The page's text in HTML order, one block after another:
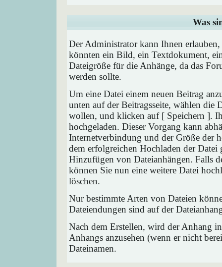
Was
Der Administrator kann Ihnen
könnten ein Bild, ein Textdokument,
Dateigröße für die Anhänge, da das
werden sollte.
Um eine Datei einem neuen Beitrag
unten auf der Beitragsseite, wählen
wollen, und klicken auf [ Speichern ].
hochgeladen. Dieser Vorgang kann
Internetverbindung und der Größe der
dem erfolgreichen Hochladen der
Hinzufügen von Dateianhängen. Falls
können Sie nun eine weitere Datei
löschen.
Nur bestimmte Arten von Dateien
Dateiendungen sind auf der
Nach dem Erstellen, wird der Anhang
Anhangs anzusehen (wenn er nicht
Dateinamen.